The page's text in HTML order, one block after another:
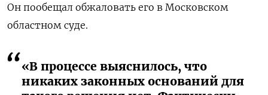
Он пообещал обжаловать его в Московском
областном суде.
«В процессе выяснилось, что
никаких законных оснований для